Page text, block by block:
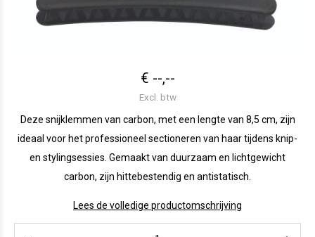
€ --,--
Excl. btw
Deze snijklemmen van carbon, met een lengte van 8,5 cm, zijn
ideaal voor het professioneel sectioneren van haar tijdens knip-
en stylingsessies. Gemaakt van duurzaam en lichtgewicht
carbon, zijn hittebestendig en antistatisch.
Lees de volledige productomschrijving